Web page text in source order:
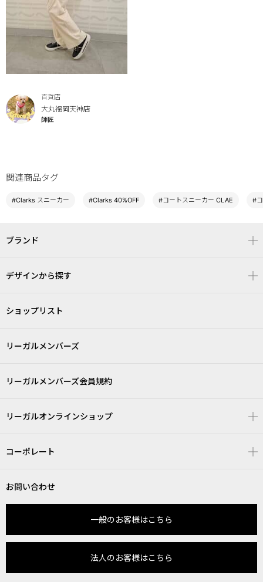
百貨店
大丸福岡天神店
師匠
関連商品タグ
#Clarks スニーカー #Clarks 40%OFF #コートスニーカー CLAE #
ブランド
デザインから探す
ショップリスト
リーガルメンバーズ
リーガルメンバーズ会員規約
リーガルオンラインショップ
コーポレート
お問い合わせ
一般のお客様はこちら
法人のお客様はこちら